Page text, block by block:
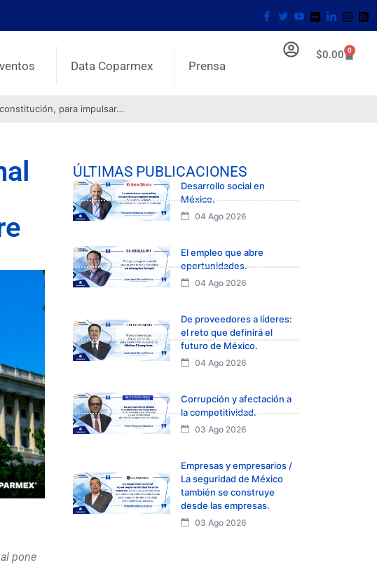
Data Coparmex Prensa
$0.00 0
para impulsar…
pone
ÚLTIMAS PUBLICACIONES
Desarrollo social en
México.
04 Ago 2026
El empleo que abre
oportunidades.
04 Ago 2026
De proveedores a líderes:
el reto que definirá el
futuro de México.
04 Ago 2026
Corrupción y afectación a
la competitividad.
03 Ago 2026
Empresas y empresarios /
La seguridad de México
también se construye
desde las empresas.
03 Ago 2026